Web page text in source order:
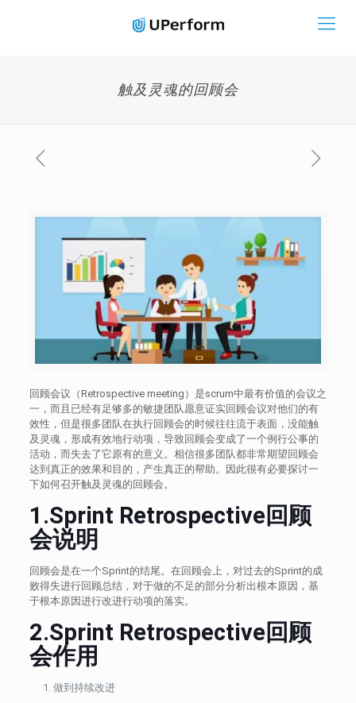
触及灵魂的回顾会
回顾会议（Retrospective meeting）是scrum中最有价值的会议之
一，而且已经有足够多的敏捷团队愿意证实回顾会议对他们的有
效性，但是很多团队在执行回顾会的时候往往流于表面，没能触
及灵魂，形成有效地行动项，导致回顾会变成了一个例行公事的
活动，而失去了它原有的意义。相信很多团队都非常期望回顾会
达到真正的效果和目的，产生真正的帮助。因此很有必要探讨一
下如何召开触及灵魂的回顾会。
1.Sprint Retrospective回顾
会说明
回顾会是在一个Sprint的结尾。在回顾会上，对过去的Sprint的成
败得失进行回顾总结，对于做的不足的部分分析出根本原因，基
于根本原因进行改进行动项的落实。
2.Sprint Retrospective回顾
会作用
做到持续改进